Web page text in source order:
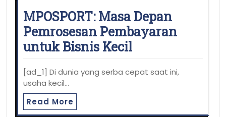
MPOSPORT: Masa Depan
Pemrosesan Pembayaran
untuk Bisnis Kecil
[ad_1] Di dunia yang serba cepat saat ini,
usaha kecil…
Read More